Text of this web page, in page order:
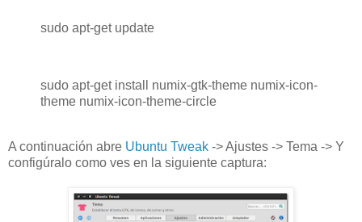
sudo apt-get update
sudo apt-get install numix-gtk-theme numix-icon-
theme numix-icon-theme-circle
A continuación abre Ubuntu Tweak -> Ajustes -> Tema -> Y
configúralo como ves en la siguiente captura: